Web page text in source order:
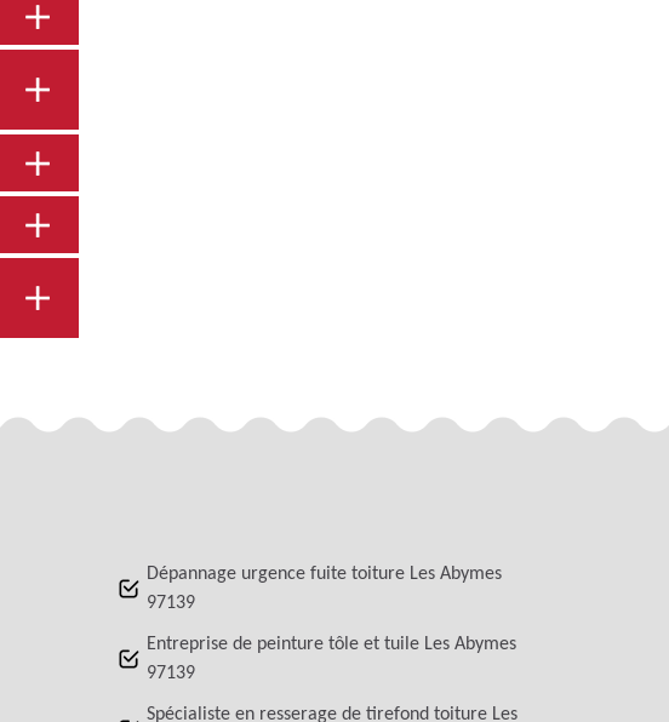
Dépannage urgence fuite toiture Les Abymes
97139
Entreprise de peinture tôle et tuile Les Abymes
97139
Spécialiste en resserage de tirefond toiture Les